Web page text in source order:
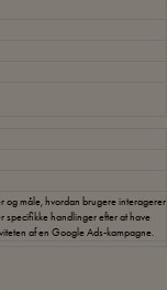
og måle, hvordan brugere interagerer
specifikke handlinger efter at have
af en Google Ads-kampagne.